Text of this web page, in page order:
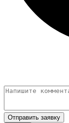
Отправить заявку